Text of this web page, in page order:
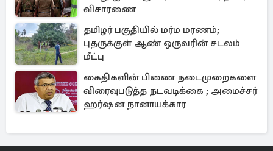
விசாரணை
தமிழர் பகுதியில் மர்ம மரணம்;
புதருக்குள் ஆண் ஒருவரின் சடலம்
மீட்பு
கைதிகளின் பிணை நடைமுறைகளை
விரைவுபடுத்த நடவடிக்கை ; அமைச்சர்
ஹர்ஷன நானாயக்கார